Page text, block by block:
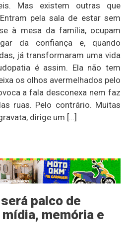
Mas existem outras que
pela sala de estar sem
à mesa da família, ocupam
da confiança e, quando
já transformaram uma vida
é assim. Ela não tem
os olhos avermelhados pelo
a fala desconexa nem faz
ruas. Pelo contrário. Muitas
dirige um […]
palco de
memória e